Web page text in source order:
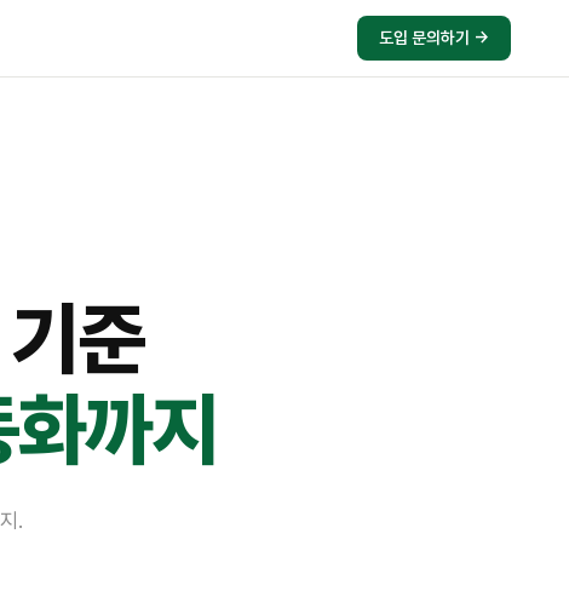
도입 문의하기 →
준
까지
.